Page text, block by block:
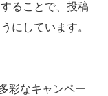
ることで、投稿
にしています。
彩なキャンペー